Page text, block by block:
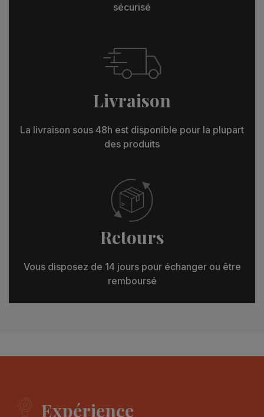
sécurisé
Livraison
La livraison sous 48h est disponible pour la plupart
des produits
Retours
Vous disposez de 14 jours pour échanger ou être
remboursé
Expérience